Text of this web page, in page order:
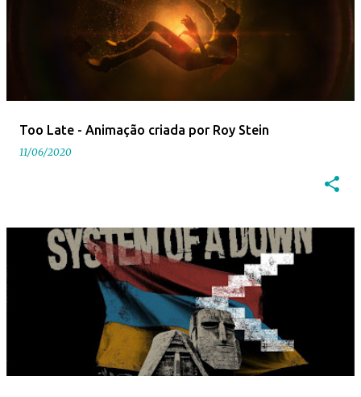
Too Late - Animação criada por Roy Stein
11/06/2020